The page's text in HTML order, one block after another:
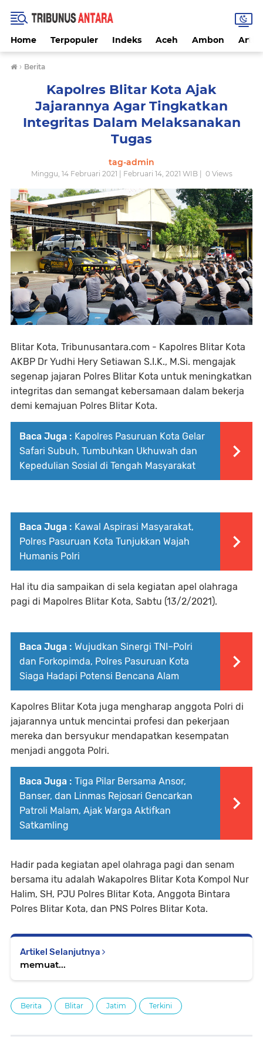
Home Terpopuler Indeks Aceh Ambon
› Berita
Kapolres Blitar Kota Ajak
Jajarannya Agar Tingkatkan
Integritas Dalam Melaksanakan
Tugas
tag-admin
Minggu, 14 Februari 2021 | Februari 14, 2021 WIB | 0Views
Blitar Kota, Tribunusantara.com - Kapolres Blitar Kota
AKBP Dr Yudhi Hery Setiawan S.I.K., M.Si. mengajak
segenap jajaran Polres Blitar Kota untuk meningkatkan
integritas dan semangat kebersamaan dalam bekerja
demi kemajuan Polres Blitar Kota.
Baca Juga : Kapolres Pasuruan Kota Gelar
Safari Subuh, Tumbuhkan Ukhuwah dan
Kepedulian Sosial di Tengah Masyarakat
Baca Juga : Kawal Aspirasi Masyarakat,
Polres Pasuruan Kota Tunjukkan Wajah
Humanis Polri
Hal itu dia sampaikan di sela kegiatan apel olahraga
pagi di Mapolres Blitar Kota, Sabtu (13/2/2021).
Baca Juga : Wujudkan Sinergi TNI–Polri
dan Forkopimda, Polres Pasuruan Kota
Siaga Hadapi Potensi Bencana Alam
Kapolres Blitar Kota juga mengharap anggota Polri di
jajarannya untuk mencintai profesi dan pekerjaan
mereka dan bersyukur mendapatkan kesempatan
menjadi anggota Polri.
Baca Juga : Tiga Pilar Bersama Ansor,
Banser, dan Linmas Rejosari Gencarkan
Patroli Malam, Ajak Warga Aktifkan
Satkamling
Hadir pada kegiatan apel olahraga pagi dan senam
bersama itu adalah Wakapolres Blitar Kota Kompol Nur
Halim, SH, PJU Polres Blitar Kota, Anggota Bintara
Polres Blitar Kota, dan PNS Polres Blitar Kota.
Artikel Selanjutnya
memuat...
Berita Blitar Jatim Terkini